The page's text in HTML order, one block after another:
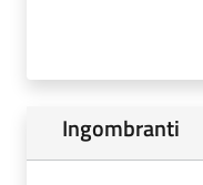
Ingombranti